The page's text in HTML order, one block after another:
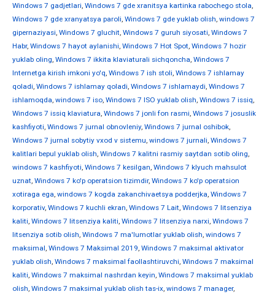
Windows 7 gadjetlari, Windows 7 gde xranitsya kartinka rabochego stola,
Windows 7 gde xranyatsya paroli, Windows 7 gde yuklab olish, windows 7
gipernaziyasi, Windows 7 gluchit, Windows 7 guruh siyosati, Windows 7
Habr, Windows 7 hayot aylanishi, Windows 7 Hot Spot, Windows 7 hozir
yuklab oling, Windows 7 ikkita klaviaturali sichqoncha, Windows 7
Internetga kirish imkoni yo'q, Windows 7 ish stoli, Windows 7 ishlamay
qoladi, Windows 7 ishlamay qoladi, Windows 7 ishlamaydi, Windows 7
ishlamoqda, windows 7 iso, Windows 7 ISO yuklab olish, Windows 7 issiq,
Windows 7 issiq klaviatura, Windows 7 jonli fon rasmi, Windows 7 josuslik
kashfiyoti, Windows 7 jurnal obnovleniy, Windows 7 jurnal oshibok,
Windows 7 jurnal sobytiy vxod v sistemu, windows 7 jurnali, Windows 7
kalitlari bepul yuklab olish, Windows 7 kalitni rasmiy saytdan sotib oling,
windows 7 kashfiyoti, Windows 7 kesilgan, Windows 7 klyuch mahsulot
uznat, Windows 7 ko'p operatsion tizimdir, Windows 7 ko'p operatsion
xotiraga ega, windows 7 kogda zakanchivaetsya podderjka, Windows 7
korporativ, Windows 7 kuchli ekran, Windows 7 Lait, Windows 7 litsenziya
kaliti, Windows 7 litsenziya kaliti, Windows 7 litsenziya narxi, Windows 7
litsenziya sotib olish, Windows 7 ma'lumotlar yuklab olish, windows 7
maksimal, Windows 7 Maksimal 2019, Windows 7 maksimal aktivator
yuklab olish, Windows 7 maksimal faollashtiruvchi, Windows 7 maksimal
kaliti, Windows 7 maksimal nashrdan keyin, Windows 7 maksimal yuklab
olish, Windows 7 maksimal yuklab olish tas-ix, windows 7 manager,